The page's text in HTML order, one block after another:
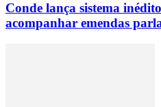
Conde lança sistema
acompanhar emendas